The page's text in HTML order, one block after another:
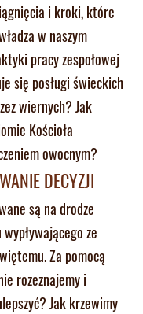
i kroki, które
w naszym
pracy zespołowej
się posługi świeckich
wiernych? Jak
Kościoła
owocnym?
DECYZJI
są na drodze
ze
Za pomocą
rozeznajemy i
Jak krzewimy